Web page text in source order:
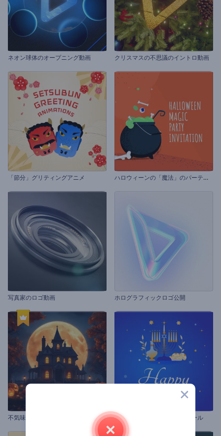
ネオン球体のオープニング動画 クリスマスの不思議のイントロ動画
「節分」グリティングアニメ ハ
ロウィーンの「魔法」のパーティーの招待状
写真家のロゴ動画 ホログラフィックロゴ公開
不
気味なハロウィーンのアニメーション ハヌカ用のグリーティングリール